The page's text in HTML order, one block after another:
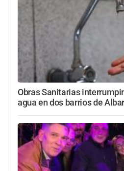
Obras Sanitarias
agua en dos barrios de